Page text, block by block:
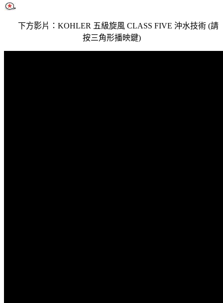
下方影片：KOHLER 五級旋風 CLASS FIVE 沖水技術 (請
按三角形播映鍵)